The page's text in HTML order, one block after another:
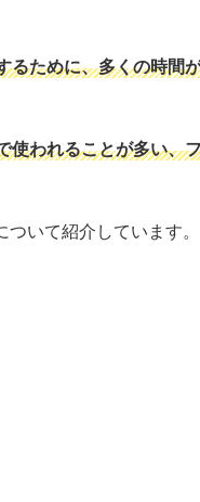
るために、多くの時間
使われることが多い、
いて紹介しています。